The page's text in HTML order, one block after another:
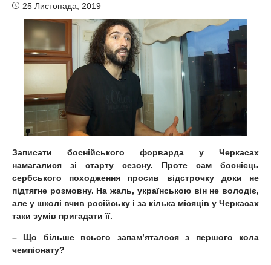
25 Листопада, 2019
Записати боснійського форварда у Черкасах
намагалися зі старту сезону. Проте сам боснієць
сербського походження просив відстрочку доки не
підтягне розмовну. На жаль, українською він не володіє,
але у школі вчив російську і за кілька місяців у Черкасах
таки зумів пригадати її.
– Що більше всього запам’яталося з першого кола
чемпіонату?